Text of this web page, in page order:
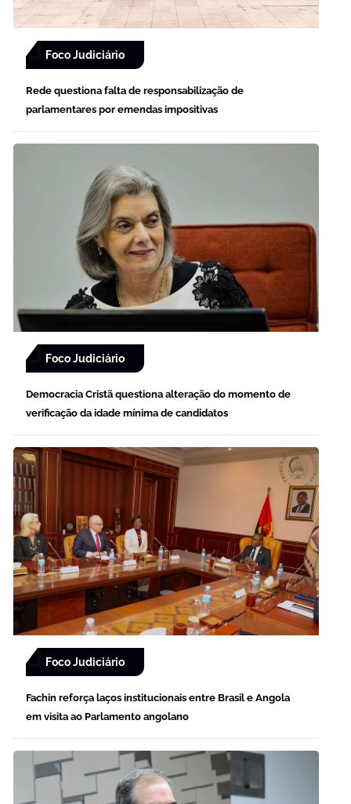
Foco Judiciário
Rede questiona falta de responsabilização de
parlamentares por emendas impositivas
Foco Judiciário
Democracia Cristã questiona alteração do momento de
verificação da idade mínima de candidatos
Foco Judiciário
Fachin reforça laços institucionais entre Brasil e Angola
em visita ao Parlamento angolano